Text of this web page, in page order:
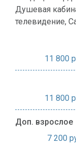
Душевая
телевидение,
11 800
11 800
Доп. взрослое
7 200